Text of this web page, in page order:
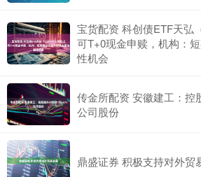
宝货配资 科创债ETF天弘
可T+0现金申赎，机构：
性机会
传金所配资 安徽建工：
公司股份
鼎盛证券 积极支持对外贸